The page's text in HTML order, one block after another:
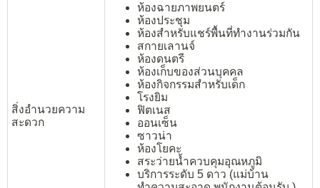
สิ่งอำนวยความ
สะดวก
ห้องฉายภาพยนตร์
ห้องประชุม
ห้องสำหรับแชร์พื้นที่ทำงานร่วมกัน
สกายเลานจ์
ห้องดนตรี
ห้องเก็บของส่วนบุคคล
ห้องกิจกรรมสำหรับเด็ก
โรงยิม
ฟิตเนส
ออนเซ็น
ซาวน่า
ห้องโยคะ
สระว่ายน้ำควบคุมอุณหภูมิ
บริการระดับ 5 ดาว (แม่บ้าน